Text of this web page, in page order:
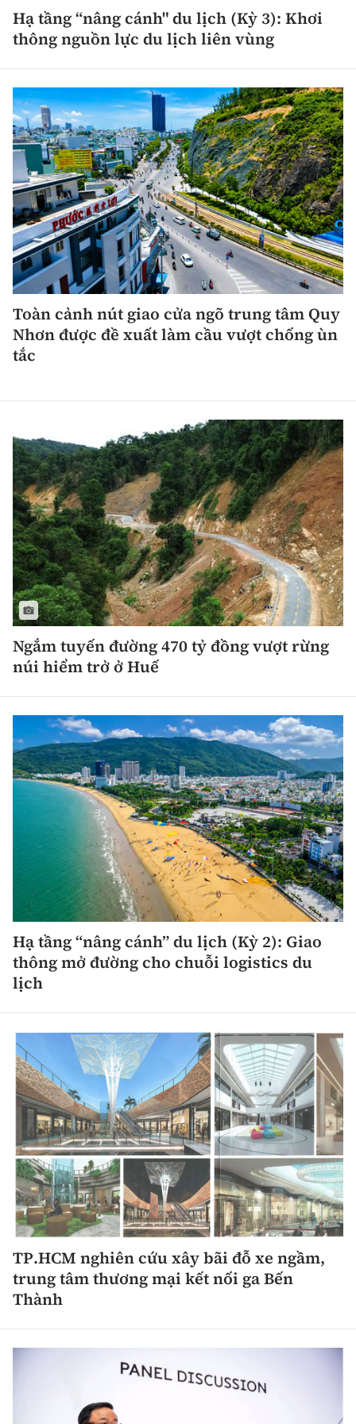
Phó Tổng biên tập:Nguyễn Sơn Tùng,
Hotline:
0901 514 799
Quảng cáo và Phát hành:
0915 057 282
Email:bandoc@baoxaydung.vn
Cấm sao chép dưới mọi hình thức nếu không có sự
chấp thuận bằng văn bản.
Thông tin tòa
soạn
Hạ tầng “nâng cánh" du lịch (Kỳ 3): Khơi
thông nguồn lực du lịch liên vùng
Toàn cảnh nút giao cửa ngõ trung tâm Quy
Nhơn được đề xuất làm cầu vượt chống ùn
tắc
Ngắm tuyến đường 470 tỷ đồng vượt rừng
núi hiểm trở ở Huế
Hạ tầng “nâng cánh” du lịch (Kỳ 2): Giao
thông mở đường cho chuỗi logistics du
lịch
TP.HCM nghiên cứu xây bãi đỗ xe ngầm,
trung tâm thương mại kết nối ga Bến
Thành